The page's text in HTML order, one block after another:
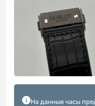
На данные часы